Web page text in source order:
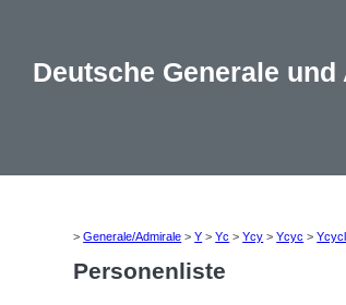
Deutsche Generale und
>Generale/Admirale >Y >Yc >Ycy >Ycyc >Ycycl
Personenliste